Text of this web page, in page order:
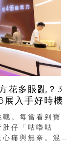
花多眼亂？3
展入手好時機
。每當看到寶
仔「咕嚕咕
痛與無奈。混